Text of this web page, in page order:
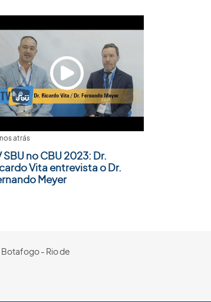
atrás
SBU no CBU 2023: Dr.
Vita entrevista o Dr.
Meyer
Botafogo - Rio de